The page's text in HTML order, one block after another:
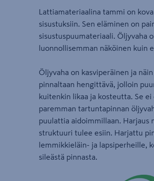
Lattiamateriaalina tammi on
sisustuksiin. Sen eläminen on
sisustuspuumateriaali. Öljyvaha
luonnollisemman näköinen kuin
Öljyvaha on kasviperäinen ja
pinnaltaan hengittävä, jolloin
kuitenkin likaa ja kosteutta. Se
paremman tartuntapinnan
puulattia aidoimmillaan. Harjaus
struktuuri tulee esiin. Harjattu
lemmikkieläin- ja lapsiperheille,
sileästä pinnasta.